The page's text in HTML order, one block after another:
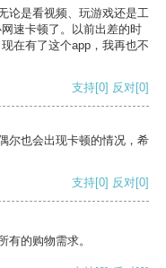
论是看视频、玩游戏还是工
速卡顿了。以前出差的时
在有了这个app，我再也不
支持[0] 反对[0]
尔也会出现卡顿的情况，希
支持[0] 反对[0]
有的购物需求。